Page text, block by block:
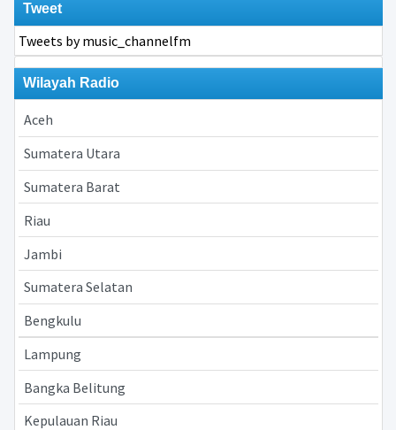
Tweet
Tweets by music_channelfm
Wilayah Radio
Aceh
Sumatera Utara
Sumatera Barat
Riau
Jambi
Sumatera Selatan
Bengkulu
Lampung
Bangka Belitung
Kepulauan Riau